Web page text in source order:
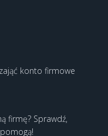
konto firmowe
firmę? Sprawdź,